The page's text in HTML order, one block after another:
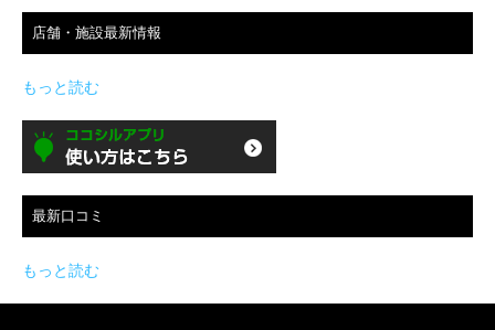
店舗・施設最新情報
もっと読む
最新口コミ
もっと読む